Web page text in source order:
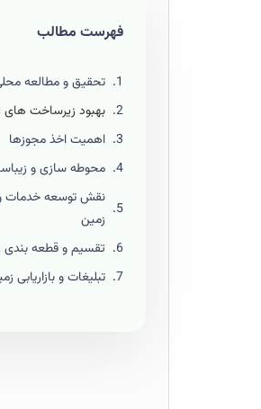
فهرست مطالب
تحقیق و مطالعه
بهبود زیرساخت های
اهمیت اخذ مجوزها
محوطه سازی و
نقش توسعه خدمات و
زمین
تقسیم و قطعه بندی
تبلیغات و بازاریابی